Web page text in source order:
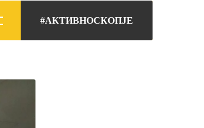
#АКТИВНОСКОПЈЕ